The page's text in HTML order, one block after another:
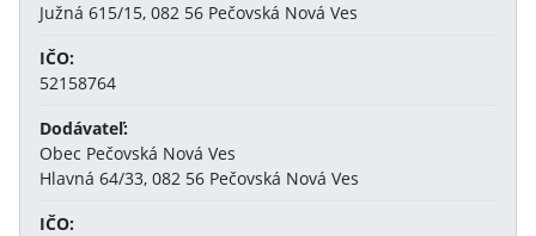
Južná 615/15, 082 56 Pečovská Nová Ves
IČO:
52158764
Dodávateľ:
Obec Pečovská Nová Ves
Hlavná 64/33, 082 56 Pečovská Nová Ves
IČO: